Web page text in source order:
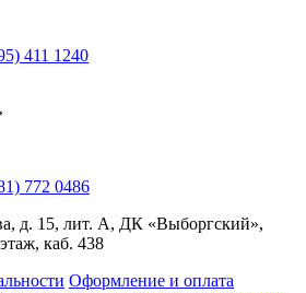
411 1240
772 0486
д. 15, лит. А, ДК «Выборгский»,
каб. 438
Оформление и оплата